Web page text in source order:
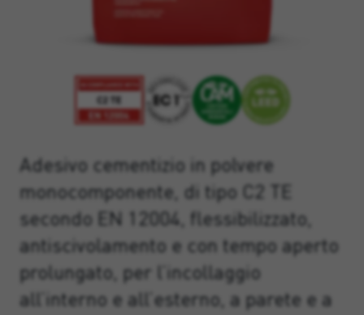
Adesivo cementizio in polvere
monocomponente, di tipo C2 TE
secondo EN 12004, flessibilizzato,
antiscivolamento e con tempo aperto
prolungato, per l’incollaggio
all’interno e all’esterno, a parete e a